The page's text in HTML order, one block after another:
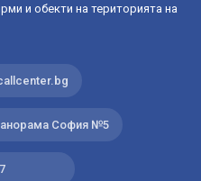
и обекти на територията на
София №5